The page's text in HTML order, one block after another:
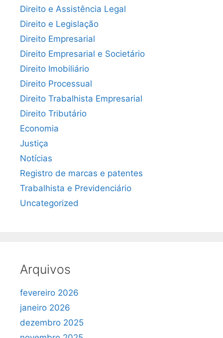
Direito e Assistência Legal
Direito e Legislação
Direito Empresarial
Direito Empresarial e Societário
Direito Imobiliário
Direito Processual
Direito Trabalhista Empresarial
Direito Tributário
Economia
Justiça
Notícias
Registro de marcas e patentes
Trabalhista e Previdenciário
Uncategorized
Arquivos
fevereiro 2026
janeiro 2026
dezembro 2025